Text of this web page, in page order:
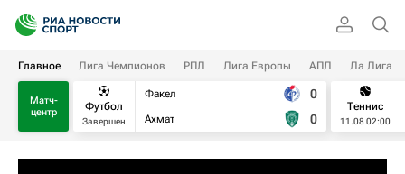
Главное Лига Чемпионов РПЛ Лига Европы АПЛ Ла Лига
Матч-
центр
Футбол
Завершен
Факел
Ахмат
0
0
Теннис
11.08 02:00